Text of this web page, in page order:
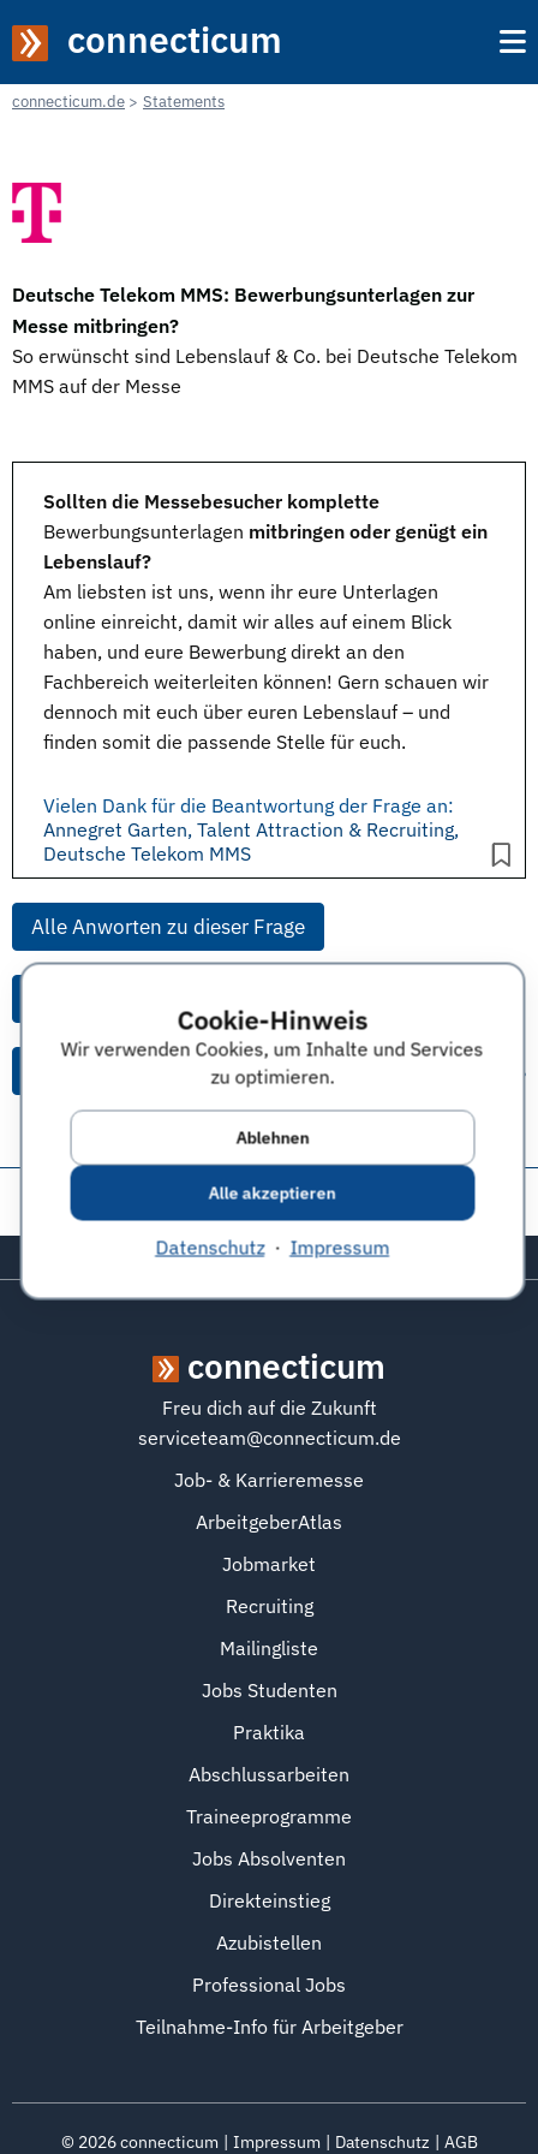
Cookie-Hinweis
Wir verwenden Cookies, um Inhalte und Services
zu optimieren.
Ablehnen
Alle akzeptieren
Datenschutz· Impressum
connecticum
connecticum.de Statements
Deutsche Telekom MMS: Bewerbungsunterlagen zur
Messe mitbringen?
So erwünscht sind Lebenslauf & Co. bei Deutsche Telekom
MMS auf der Messe
Sollten die Messebesucher komplette
Bewerbungsunterlagen mitbringen oder genügt ein
Lebenslauf?
Am liebsten ist uns, wenn ihr eure Unterlagen
online einreicht, damit wir alles auf einem Blick
haben, und eure Bewerbung direkt an den
Fachbereich weiterleiten können! Gern schauen wir
dennoch mit euch über euren Lebenslauf – und
finden somit die passende Stelle für euch.
Vielen Dank für die Beantwortung der Frage an:
Annegret Garten, Talent Attraction & Recruiting,
Deutsche Telekom MMS
Alle Anworten zu dieser Frage
Alle Themen & Expertentipps
Diese Seite teilen:
Zurück zum Seitenanfang
connecticum
Freu dich auf die Zukunft
serviceteam@connecticum.de
Job- & Karrieremesse
ArbeitgeberAtlas
Jobmarket
Recruiting
Mailingliste
Jobs Studenten
Praktika
Abschlussarbeiten
Traineeprogramme
Jobs Absolventen
Direkteinstieg
Azubistellen
Professional Jobs
Teilnahme-Info für Arbeitgeber
© 2026connecticum Impressum Datenschutz AGB